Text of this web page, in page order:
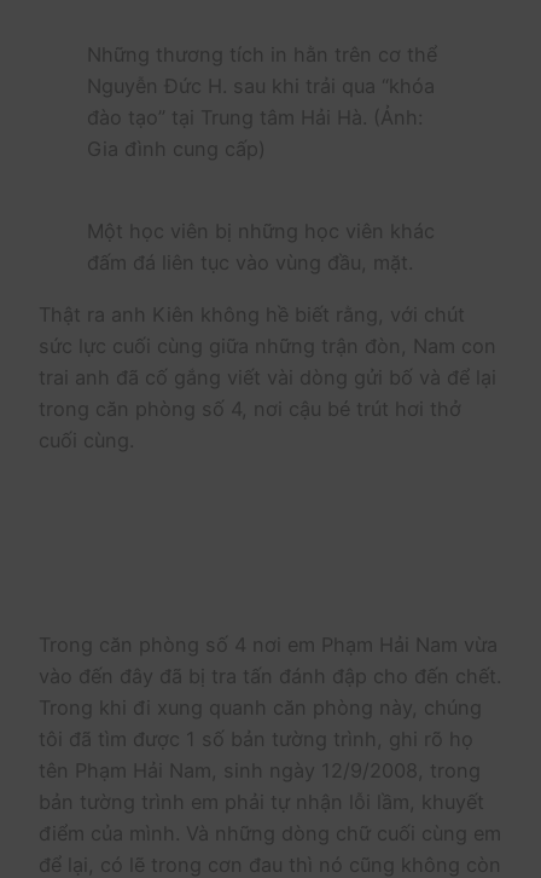
Những thương tích in hằn trên cơ thể
Nguyễn Đức H. sau khi trải qua “khóa
đào tạo” tại Trung tâm Hải Hà. (Ảnh:
Gia đình cung cấp)
Một học viên bị những học viên khác
đấm đá liên tục vào vùng đầu, mặt.
Thật ra anh Kiên không hề biết rằng, với chút
sức lực cuối cùng giữa những trận đòn, Nam con
trai anh đã cố gắng viết vài dòng gửi bố và để lại
trong căn phòng số 4, nơi cậu bé trút hơi thở
cuối cùng.
Trong căn phòng số 4 nơi em Phạm Hải Nam vừa
vào đến đây đã bị tra tấn đánh đập cho đến chết.
Trong khi đi xung quanh căn phòng này, chúng
tôi đã tìm được 1 số bản tường trình, ghi rõ họ
tên Phạm Hải Nam, sinh ngày 12/9/2008, trong
bản tường trình em phải tự nhận lỗi lầm, khuyết
điểm của mình. Và những dòng chữ cuối cùng em
để lại, có lẽ trong cơn đau thì nó cũng không còn